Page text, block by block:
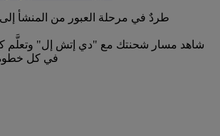
شاهد مسار شحنتك مع "دي إتش إل" وتعلَّم
في كل